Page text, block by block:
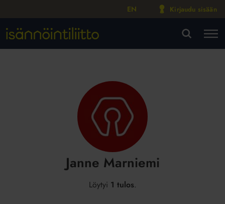
EN Kirjaudu sisään
Janne Marniemi
Löytyi 1 tulos.